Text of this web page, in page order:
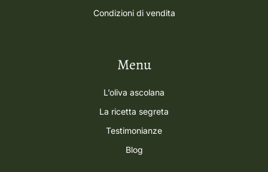
Condizioni di vendita
Menu
L’oliva ascolana
La ricetta segreta
Testimonianze
Blog